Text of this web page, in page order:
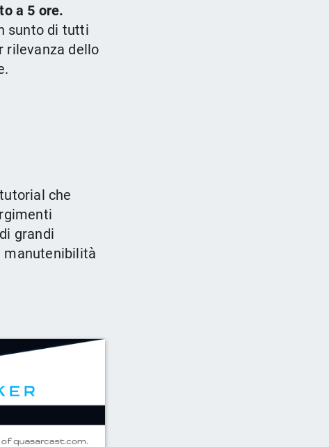
a 5 ore.
sunto di tutti
rilevanza dello
che
grandi
manutenibilità